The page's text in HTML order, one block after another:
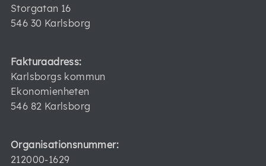
Storgatan 16
546 30 Karlsborg
Fakturaadress:
Karlsborgs kommun
Ekonomienheten
546 82 Karlsborg
Organisationsnummer:
212000-1629